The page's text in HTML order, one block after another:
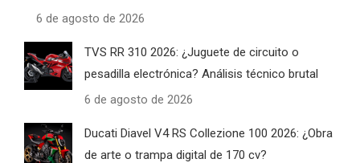
6 de agosto de 2026
TVS RR 310 2026: ¿Juguete de circuito o
pesadilla electrónica? Análisis técnico brutal
6 de agosto de 2026
Ducati Diavel V4 RS Collezione 100 2026: ¿Obra
de arte o trampa digital de 170 cv?